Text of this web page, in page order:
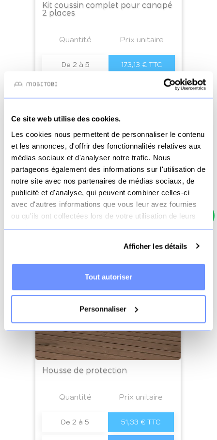
Ce site web utilise des cookies.
Les cookies nous permettent de personnaliser le contenu
et les annonces, d'offrir des fonctionnalités relatives aux
médias sociaux et d'analyser notre trafic. Nous
partageons également des informations sur l'utilisation de
notre site avec nos partenaires de médias sociaux, de
publicité et d'analyse, qui peuvent combiner celles-ci
avec d'autres informations que vous leur avez fournies
ou qu'ils ont collectées lors de votre utilisation de leurs
services.
Afficher les détails
Tout autoriser
Personnaliser
Kit coussin complet pour canapé
2 places
Quantité Prix unitaire
De 2 à 5 173,13 € TTC
51+ 139,30 € TTC
Voir le produit
Housse de protection
Quantité Prix unitaire
De 2 à 5 51,33 € TTC